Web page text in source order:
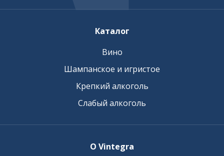
Каталог
Вино
Шампанское и игристое
Крепкий алкоголь
Слабый алкоголь
О Vintegra